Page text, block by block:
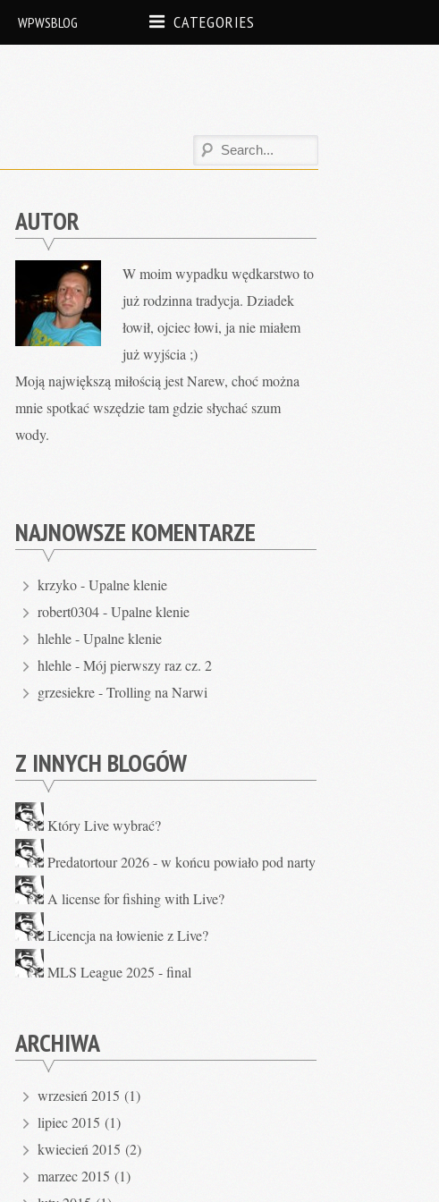
WPWSBLOG CATEGORIES
AUTOR
W moim wypadku wędkarstwo to
już rodzinna tradycja. Dziadek
łowił, ojciec łowi, ja nie miałem
już wyjścia ;)
Moją największą miłością jest Narew, choć można
mnie spotkać wszędzie tam gdzie słychać szum
wody.
NAJNOWSZE KOMENTARZE
krzyko-Upalne klenie
robert0304-Upalne klenie
hlehle-Upalne klenie
hlehle-Mój pierwszy raz cz. 2
grzesiekre-Trolling na Narwi
Z INNYCH BLOGÓW
Który Live wybrać?
Predatortour 2026 - w końcu powiało pod narty
A license for fishing with Live?
Licencja na łowienie z Live?
MLS League 2025 - final
ARCHIWA
wrzesień 2015 (1)
lipiec 2015 (1)
kwiecień 2015 (2)
marzec 2015 (1)